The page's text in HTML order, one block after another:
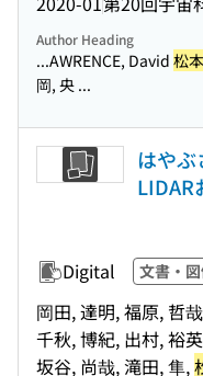
Author Heading
...AWRENCE, David 松
岡, 央 ...
はやぶ
LIDAR
Digital 文書・
岡田, 達明, 福原, 哲
千秋, 博紀, 出村, 裕
坂谷, 尚哉, 滝田, 隼,